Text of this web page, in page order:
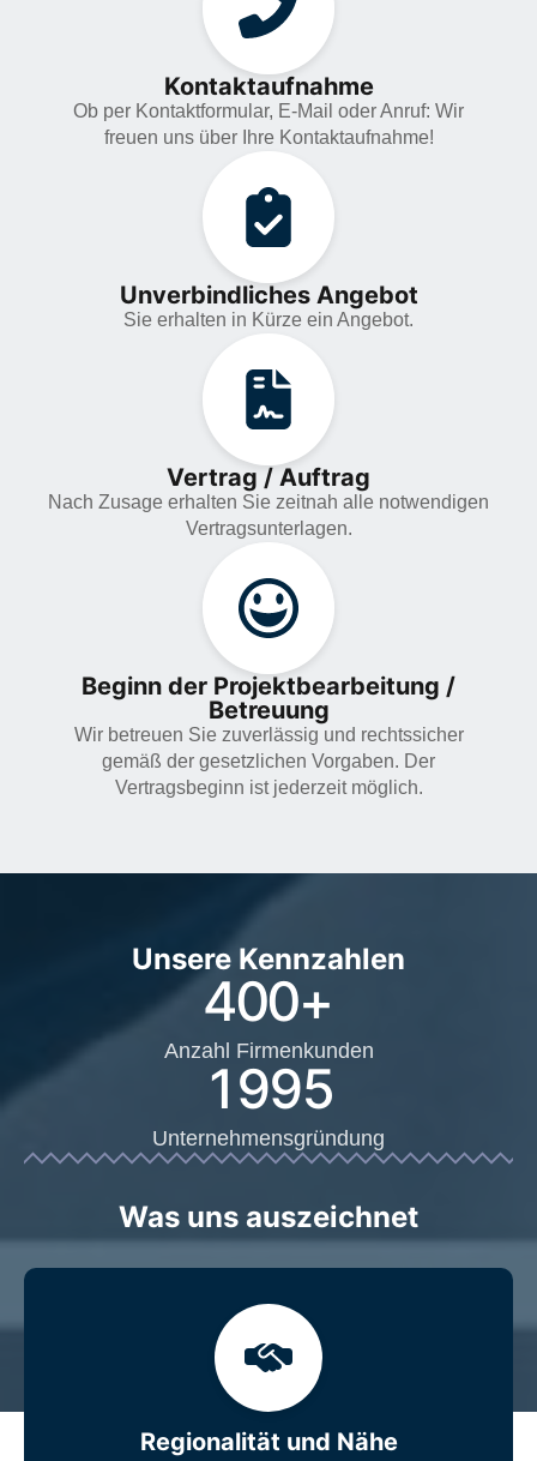
Kontaktaufnahme
Ob per Kontaktformular, E-Mail oder Anruf: Wir
freuen uns über Ihre Kontaktaufnahme!
Unverbindliches Angebot
Sie erhalten in Kürze ein Angebot.
Vertrag / Auftrag
Nach Zusage erhalten Sie zeitnah alle notwendigen
Vertragsunterlagen.
Beginn der Projektbearbeitung /
Betreuung
Wir betreuen Sie zuverlässig und rechtssicher
gemäß der gesetzlichen Vorgaben. Der
Vertragsbeginn ist jederzeit möglich.
Unsere Kennzahlen
400+
Anzahl Firmenkunden
1995
Unternehmensgründung
Was uns auszeichnet
Regionalität und Nähe